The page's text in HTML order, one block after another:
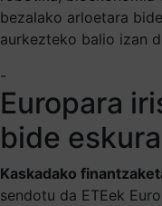
bezalako arloetara
aurkezteko balio izan
-
Europara
bide
Kaskadako
sendotu da ETEek